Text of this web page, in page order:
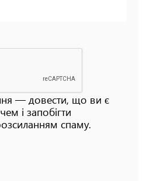
— довести, що ви є
і запобігти
спаму.